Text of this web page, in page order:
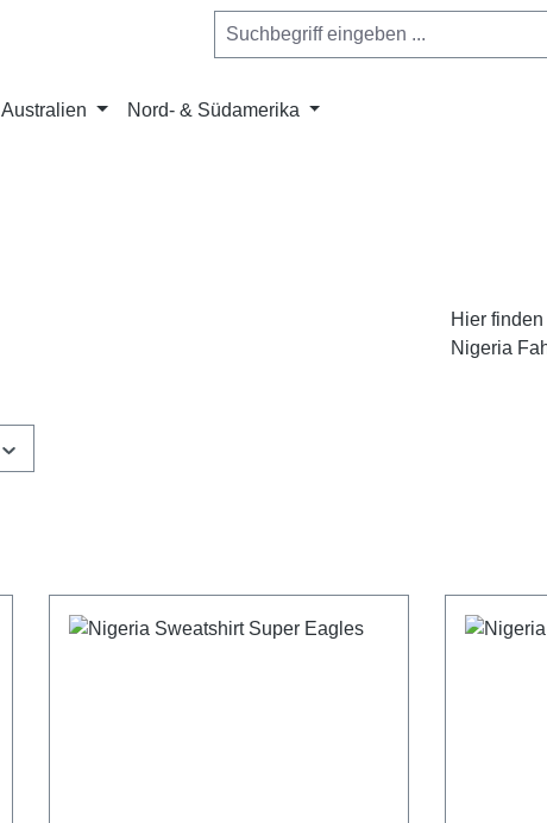
Australien Nord- & Südamerika
Hier
Nigeria